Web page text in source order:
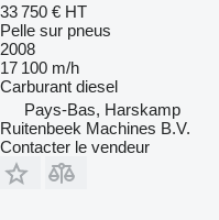
33 750 € HT
Pelle sur pneus
2008
17 100 m/h
Carburant diesel
Pays-Bas, Harskamp
Ruitenbeek Machines B.V.
Contacter le vendeur